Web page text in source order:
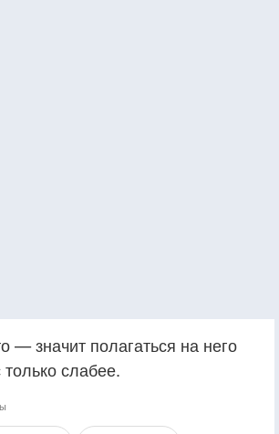
— значит полагаться на него
слабее.